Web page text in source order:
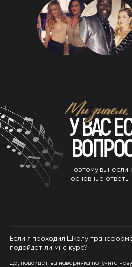
У ВАС
Поэтому вынесли
основные
Если я проходил Школу
подойдет ли мне курс?
Да, подойдет, вы наверняка получите